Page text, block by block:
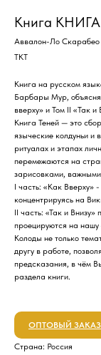
Книга
Аввалон-Ло Скарабео
ТКТ
Книга на русском
Барбары Мур,
вверху» и Том II «Так и
Книга Теней — это
языческие колдуньи и
ритуалах и этапах
перемежаются на
зарисовками,
I часть: «Как Вверху»
концентрируясь на
II часть: «Так и
проецируются на нашу
Колоды не только
другу в работе,
предсказания, в чём
раздела книги.
ОПТОВЫЙ ЗАКАЗ
Страна: Россия